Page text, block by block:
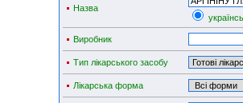
Назва
Виробник
Тип лікарського засобу
Лікарська форма